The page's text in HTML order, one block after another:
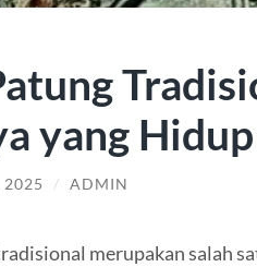
yang Hidup
2025 / ADMIN
merupakan salah